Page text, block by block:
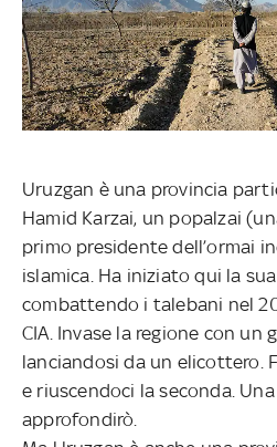
Uruzgan è una provincia
Hamid Karzai, un popalzai
primo presidente dell’ormai
islamica. Ha iniziato qui la
combattendo i talebani nel
CIA. Invase la regione con un
lanciandosi da un elicottero.
e riuscendoci la seconda.
approfondirò.